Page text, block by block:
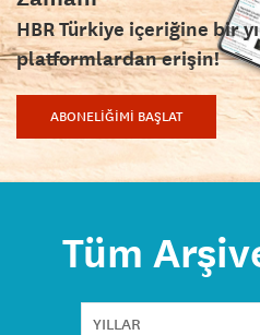
HBR Türkiye içeriğine bir
platformlardan erişin!
ABONELİĞİMİ BAŞLAT
Tüm